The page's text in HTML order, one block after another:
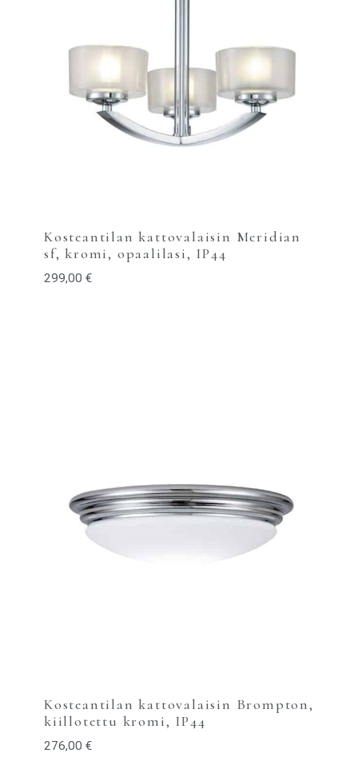
Kosteantilan kattovalaisin Meridian
sf, kromi, opaalilasi, IP44
299,00 €
Kosteantilan kattovalaisin Brompton,
kiillotettu kromi, IP44
276,00 €